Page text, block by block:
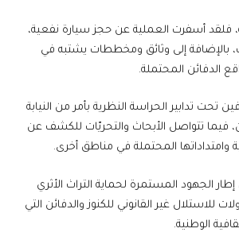
فلقد أسفرت العملية عن حجز سيارة نفعية،
بالإضافة إلى وثائق ومخططات يشتبه في
الدفائن المحتملة.
تحت تدابير الحراسة النظرية بأمر من النيابة
فيما تتواصل الأبحاث والتحريّات للكشف عن
المحتملة في مناطق أخرى.
الجهود المستمرة لحماية التراث الأثري
للاستلال غير القانوني للكنوز والدفائن التي
الوطنية.